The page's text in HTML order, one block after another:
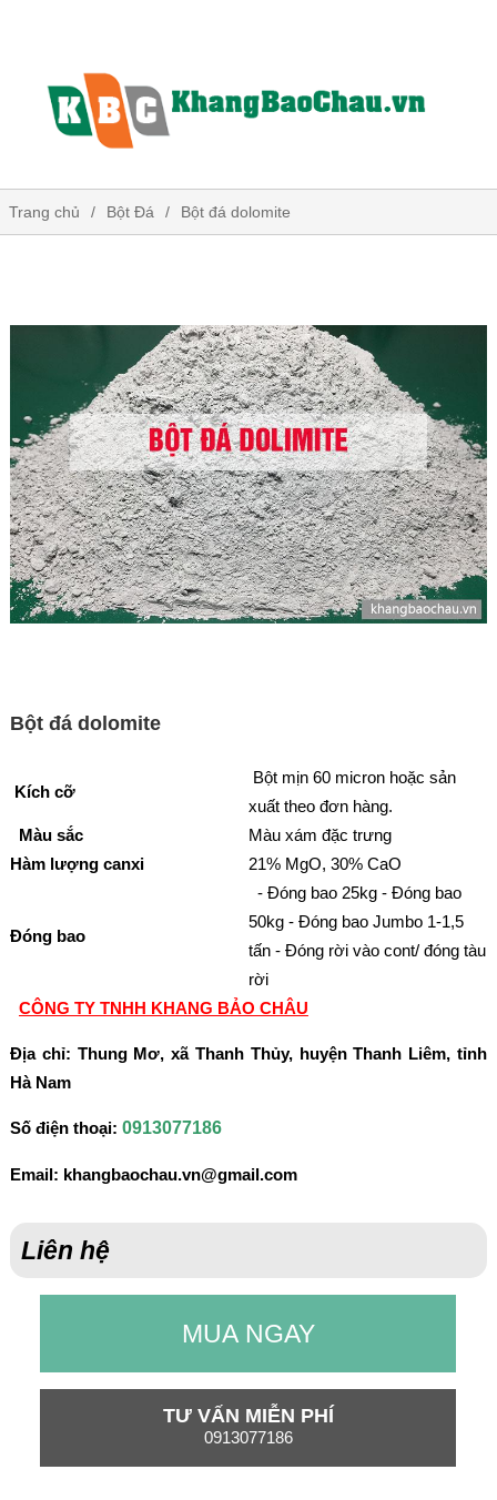
Trang chủ Bột Đá Bột đá dolomite
Bột đá dolomite
Kích cỡ
Bột mịn 60 micron hoặc sản
xuất theo đơn hàng.
Màu sắc
Màu xám đặc trưng
Hàm lượng canxi
21% MgO, 30% CaO
Đóng bao
- Đóng bao 25kg - Đóng bao
50kg - Đóng bao Jumbo 1-1,5
tấn - Đóng rời vào cont/ đóng tàu
rời
CÔNG TY TNHH KHANG BẢO CHÂU
Địa chỉ: Thung Mơ, xã Thanh Thủy, huyện Thanh Liêm, tỉnh
Hà Nam
Số điện thoại: 0913077186
Email: khangbaochau.vn@gmail.com
Liên hệ
MUA NGAY
TƯ VẤN MIỄN PHÍ
0913077186